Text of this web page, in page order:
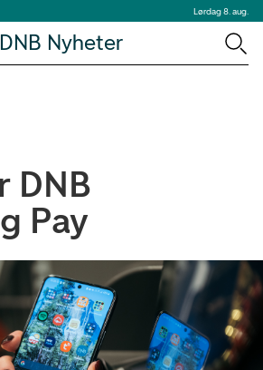
Lørdag 8. aug.
DNB Nyheter
DNB
Pay